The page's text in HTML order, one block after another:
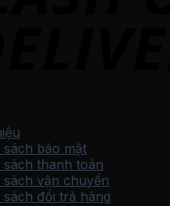
sách bảo mật
sách thanh toán
sách vận chuyển
sách đổi trả hàng